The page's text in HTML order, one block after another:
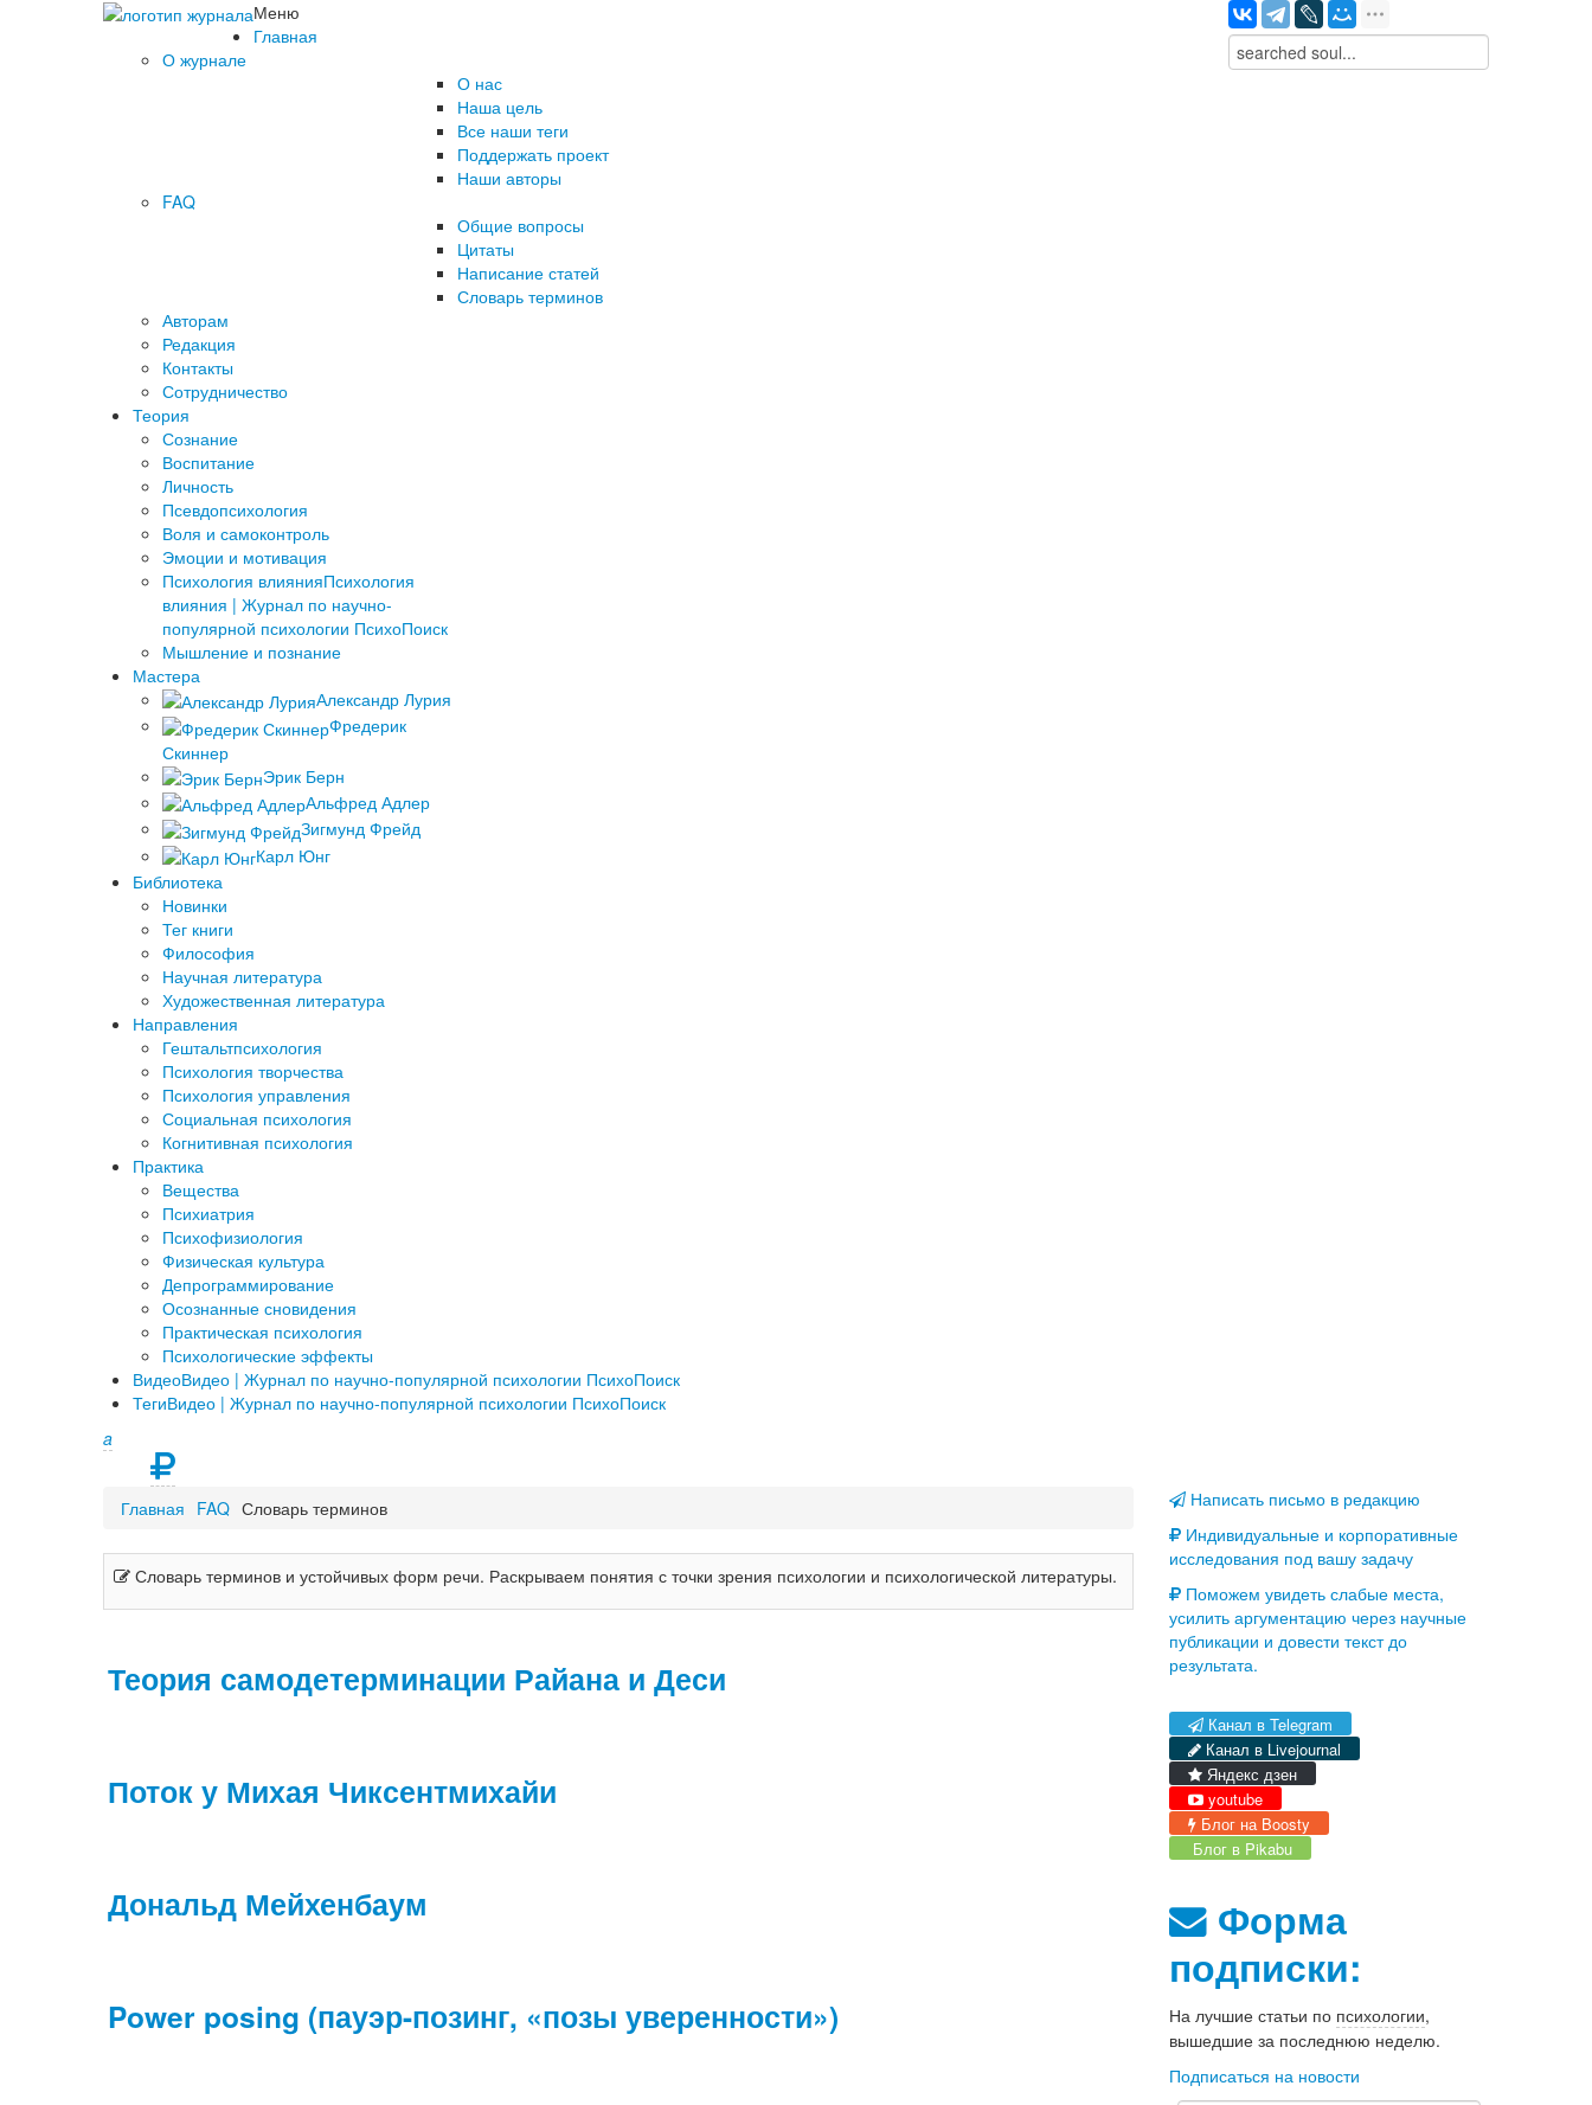
Меню
Главная
О журнале
О нас
Наша цель
Все наши теги
Поддержать проект
Наши авторы
FAQ
Общие вопросы
Цитаты
Написание статей
Словарь терминов
Авторам
Редакция
­Контакты
Сотрудничество
Теория
Сознание
Воспитание
Личность
Псевдопсихология
Воля и самоконтроль
Эмоции и мотивация
Психология влиянияПсихология
влияния | Журнал по научно-
популярной психологии ПсихоПоиск
Мышление и познание
Мастера
Александр Лурия
Фредерик
Скиннер
Эрик Берн
Альфред Адлер
Зигмунд Фрейд
Карл Юнг
Библиотека
Новинки
Тег книги
Философия
Научная литература
Художественная литература
Направления
Гештальтпсихология
Психология творчества
Психология управления
Социальная психология
Когнитивная психология
Практика
Вещества
Психиатрия
Психофизиология
Физическая культура
Депрограммирование
Осознанные сновидения
Практическая психология
Психологические эффекты
ВидеоВидео | Журнал по научно-популярной психологии ПсихоПоиск
ТегиВидео | Журнал по научно-популярной психологии ПсихоПоиск
a
Главная FAQ Словарь терминов
Словарь терминов и устойчивых форм речи. Раскрываем понятия с точки зрения психологии и психологической литературы.
Теория самодетерминации Райана и Деси
Поток у Михая Чиксентмихайи
Дональд Мейхенбаум
Power posing (пауэр-позинг, «позы уверенности»)
Написать письмо в редакцию
Индивидуальные и корпоративные
исследования под вашу задачу
Поможем увидеть слабые места,
усилить аргументацию через научные
публикации и довести текст до
результата.
Канал в Telegram
Канал в Livejournal
Яндекс дзен
youtube
Блог на Boosty
Блог в Pikabu
Форма
подписки:
На лучшие статьи по психологии,
вышедшие за последнюю неделю.
Подписаться на новости